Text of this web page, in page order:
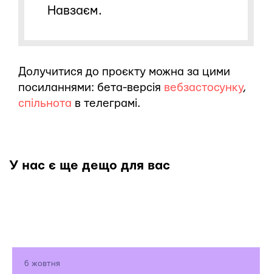
Навзаєм.
Долучитися до проєкту можна за цими
посиланнями: бета-версія вебзастосунку,
спільнота в телеграмі.
У нас є ще дещо для вас
6 жовтня